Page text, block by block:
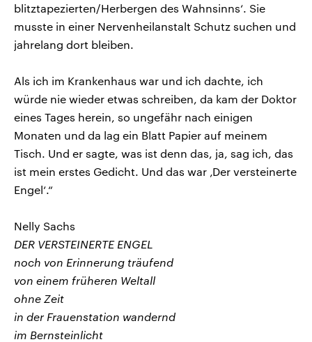
blitztapezierten/Herbergen des Wahnsinns‘. Sie
musste in einer Nervenheilanstalt Schutz suchen und
jahrelang dort bleiben.
Als ich im Krankenhaus war und ich dachte, ich
würde nie wieder etwas schreiben, da kam der Doktor
eines Tages herein, so ungefähr nach einigen
Monaten und da lag ein Blatt Papier auf meinem
Tisch. Und er sagte, was ist denn das, ja, sag ich, das
ist mein erstes Gedicht. Und das war ‚Der versteinerte
Engel‘.“
Nelly Sachs
DER VERSTEINERTE ENGEL
noch von Erinnerung träufend
von einem früheren Weltall
ohne Zeit
in der Frauenstation wandernd
im Bernsteinlicht